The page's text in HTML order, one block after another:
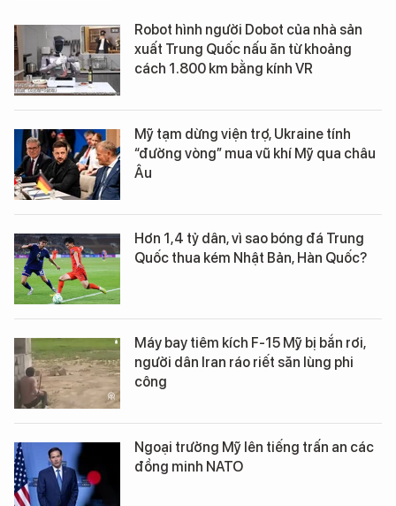
Robot hình người Dobot của nhà sản
xuất Trung Quốc nấu ăn từ khoảng
cách 1.800 km bằng kính VR
Mỹ tạm dừng viện trợ, Ukraine tính
“đường vòng” mua vũ khí Mỹ qua châu
Âu
Hơn 1,4 tỷ dân, vì sao bóng đá Trung
Quốc thua kém Nhật Bản, Hàn Quốc?
Máy bay tiêm kích F-15 Mỹ bị bắn rơi,
người dân Iran ráo riết săn lùng phi
công
Ngoại trưởng Mỹ lên tiếng trấn an các
đồng minh NATO